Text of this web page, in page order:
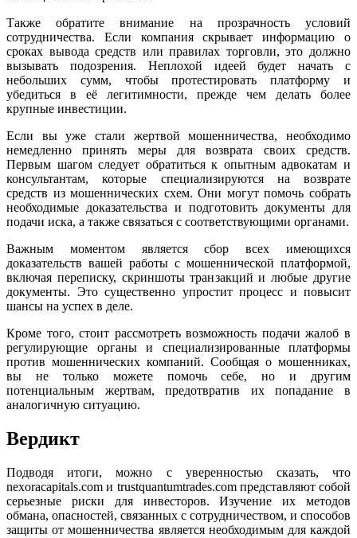
Также обратите внимание на прозрачность условий
сотрудничества. Если компания скрывает информацию о
сроках вывода средств или правилах торговли, это должно
вызывать подозрения. Неплохой идеей будет начать с
небольших сумм, чтобы протестировать платформу и
убедиться в её легитимности, прежде чем делать более
крупные инвестиции.
Если вы уже стали жертвой мошенничества, необходимо
немедленно принять меры для возврата своих средств.
Первым шагом следует обратиться к опытным адвокатам и
консультантам, которые специализируются на возврате
средств из мошеннических схем. Они могут помочь собрать
необходимые доказательства и подготовить документы для
подачи иска, а также связаться с соответствующими органами.
Важным моментом является сбор всех имеющихся
доказательств вашей работы с мошеннической платформой,
включая переписку, скриншоты транзакций и любые другие
документы. Это существенно упростит процесс и повысит
шансы на успех в деле.
Кроме того, стоит рассмотреть возможность подачи жалоб в
регулирующие органы и специализированные платформы
против мошеннических компаний. Сообщая о мошенниках,
вы не только можете помочь себе, но и другим
потенциальным жертвам, предотвратив их попадание в
аналогичную ситуацию.
Вердикт
Подводя итоги, можно с уверенностью сказать, что
nexoracapitals.com и trustquantumtrades.com представляют собой
серьезные риски для инвесторов. Изучение их методов
обмана, опасностей, связанных с сотрудничеством, и способов
защиты от мошенничества является необходимым для каждой